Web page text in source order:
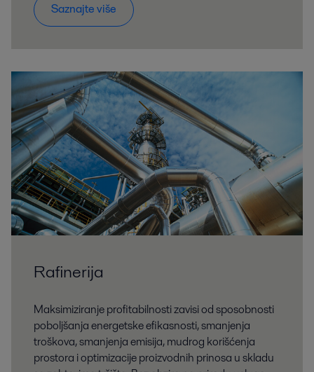
Saznajte više
Rafinerija
Maksimiziranje profitabilnosti zavisi od sposobnosti
poboljšanja energetske efikasnosti, smanjenja
troškova, smanjenja emisija, mudrog korišćenja
prostora i optimizacije proizvodnih prinosa u skladu